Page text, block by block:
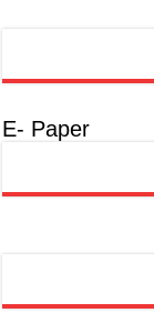
E- Paper